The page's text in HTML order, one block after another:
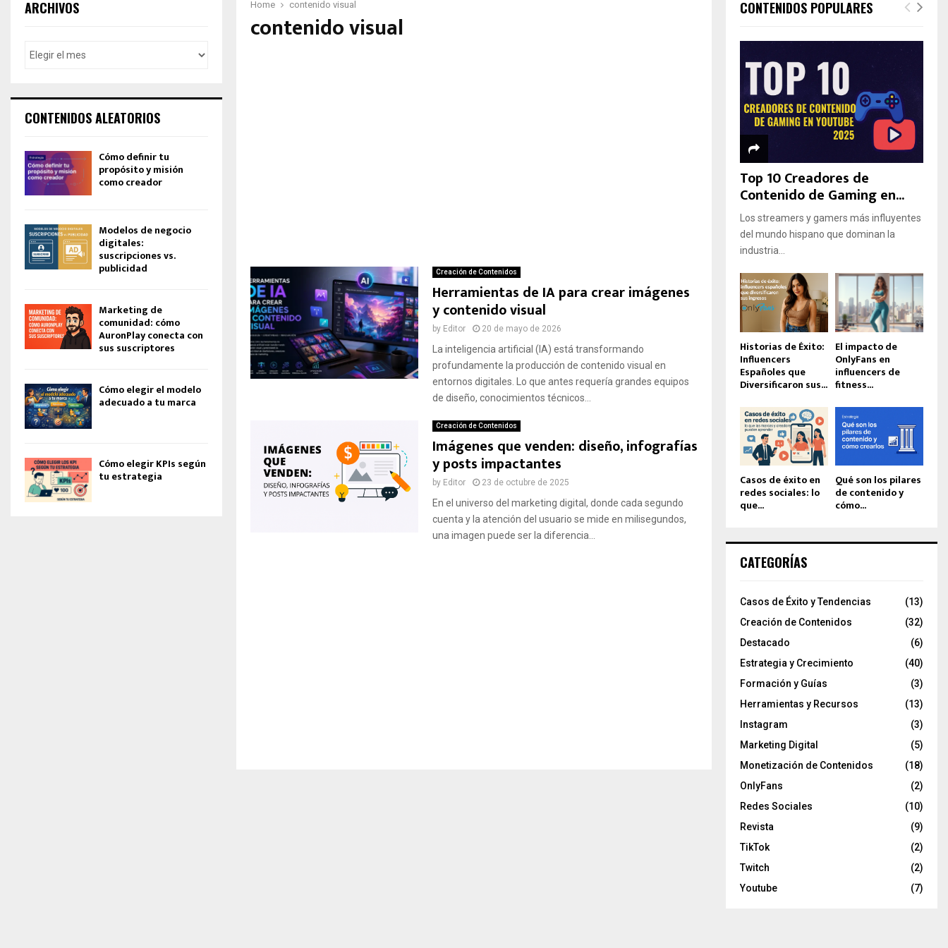
Home contenido visual
contenido visual
Creación de Contenidos
Herramientas de IA para crear imágenes
y contenido visual
by Editor 20 de mayo de 2026
La inteligencia artificial (IA) está transformando
profundamente la producción de contenido visual en
entornos digitales. Lo que antes requería grandes equipos
de diseño, conocimientos técnicos...
Creación de Contenidos
Imágenes que venden: diseño, infografías
y posts impactantes
by Editor 23 de octubre de 2025
En el universo del marketing digital, donde cada segundo
cuenta y la atención del usuario se mide en milisegundos,
una imagen puede ser la diferencia...
ARCHIVOS
CONTENIDOS ALEATORIOS
Cómo definir tu
propósito y misión
como creador
Modelos de negocio
digitales:
suscripciones vs.
publicidad
Marketing de
comunidad: cómo
AuronPlay conecta con
sus suscriptores
Cómo elegir el modelo
adecuado a tu marca
Cómo elegir KPIs según
tu estrategia
CONTENIDOS POPULARES
Top 10 Creadores de
Contenido de Gaming en...
Los streamers y gamers más influyentes
del mundo hispano que dominan la
industria...
Historias de Éxito:
Influencers
Españoles que
Diversificaron sus...
El impacto de
OnlyFans en
influencers de
fitness...
Casos de éxito en
redes sociales: lo
que...
Qué son los pilares
de contenido y
cómo...
CATEGORÍAS
Casos de Éxito y Tendencias
(13)
Creación de Contenidos
(32)
Destacado
(6)
Estrategia y Crecimiento
(40)
Formación y Guías
(3)
Herramientas y Recursos
(13)
Instagram
(3)
Marketing Digital
(5)
Monetización de Contenidos
(18)
OnlyFans
(2)
Redes Sociales
(10)
Revista
(9)
TikTok
(2)
Twitch
(2)
Youtube
(7)